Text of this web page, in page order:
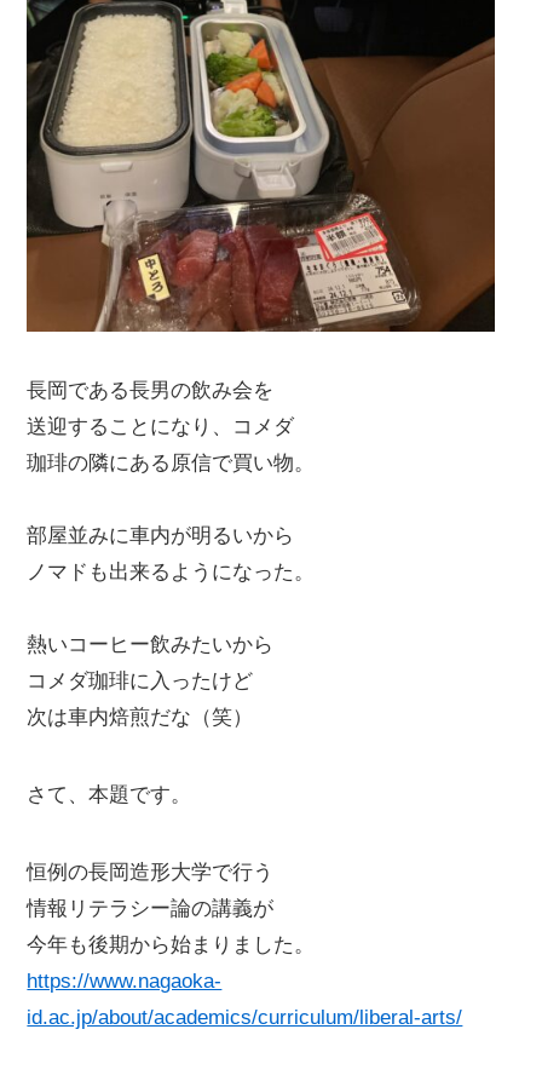
長岡である長男の飲み会を
送迎することになり、コメダ
珈琲の隣にある原信で買い物。
部屋並みに車内が明るいから
ノマドも出来るようになった。
熱いコーヒー飲みたいから
コメダ珈琲に入ったけど
次は車内焙煎だな（笑）
さて、本題です。
恒例の長岡造形大学で行う
情報リテラシー論の講義が
今年も後期から始まりました。
https://www.nagaoka-
id.ac.jp/about/academics/curriculum/liberal-arts/